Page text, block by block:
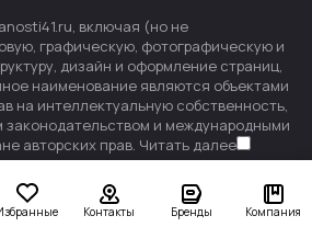
Контакты Бренды Компания
включая (но не
графическую, фотографическую и
дизайн и оформление страниц,
наименование являются объектами
на интеллектуальную собственность,
и международными
авторских прав. Читать далее